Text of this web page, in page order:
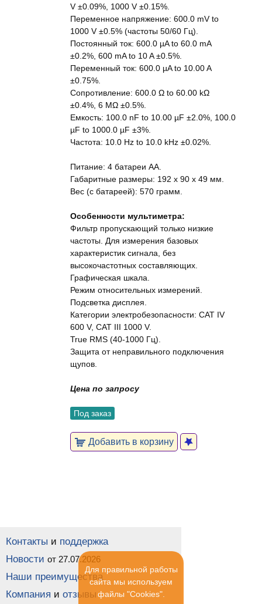
V ±0.09%, 1000 V ±0.15%.
Переменное напряжение: 600.0 mV to
1000 V ±0.5% (частоты 50/60 Гц).
Постоянный ток: 600.0 µA to 60.0 mA
±0.2%, 600 mA to 10 A ±0.5%.
Переменный ток: 600.0 µA to 10.00 A
±0.75%.
Сопротивление: 600.0 Ω to 60.00 kΩ
±0.4%, 6 MΩ ±0.5%.
Емкость: 100.0 nF to 10.00 µF ±2.0%, 100.0
µF to 1000.0 µF ±3%.
Частота: 10.0 Hz to 10.0 kHz ±0.02%.
Питание: 4 батареи АА.
Габаритные размеры: 192 x 90 x 49 мм.
Вес (с батареей): 570 грамм.
Особенности мультиметра:
Фильтр пропускающий только низкие
частоты. Для измерения базовых
характеристик сигнала, без
высокочастотных составляющих.
Графическая шкала.
Режим относительных измерений.
Подсветка дисплея.
Категории электробезопасности: CAT IV
600 V, CAT III 1000 V.
True RMS (40-1000 Гц).
Защита от неправильного подключения
щупов.
Цена по запросу
Под заказ
Добавить в корзину
Контакты и поддержка
Новости от 27.07.2026
Наши преимущества
Компания и отзывы
Для правильной работы
сайта мы используем
файлы "Cookies".